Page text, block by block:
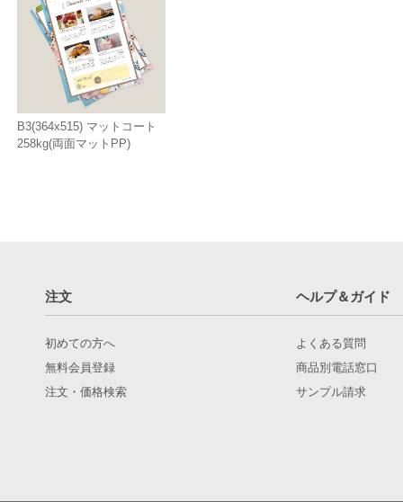
B3(364x515) マットコート
258kg(両面マットPP)
注文 ヘルプ＆ガイド
初めての方へ
無料会員登録
注文・価格検索
よくある質問
商品別電話窓口
サンプル請求